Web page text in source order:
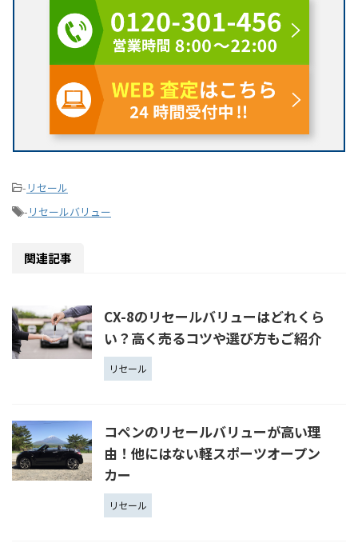
- リセール
- リセールバリュー
関連記事
CX-8のリセールバリューはどれくら
い？高く売るコツや選び方もご紹介
リセール
コペンのリセールバリューが高い理
由！他にはない軽スポーツオープン
カー
リセール